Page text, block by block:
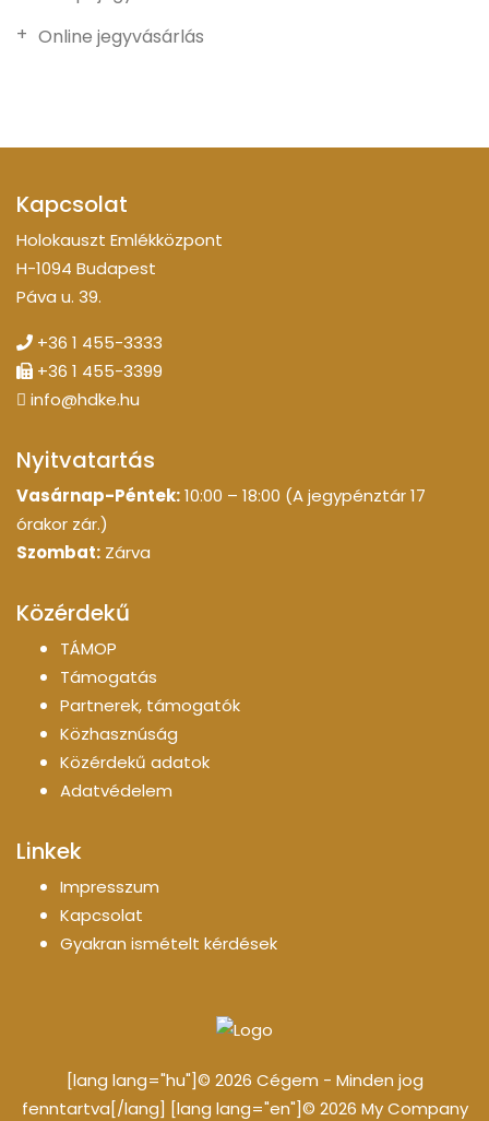
Online jegyvásárlás
Kapcsolat
Holokauszt Emlékközpont
H-1094 Budapest
Páva u. 39.
+36 1 455-3333
+36 1 455-3399
info@hdke.hu
Nyitvatartás
Vasárnap-Péntek:10:00 – 18:00 (A jegypénztár 17
órakor zár.)
Szombat: Zárva
Közérdekű
TÁMOP
Támogatás
Partnerek, támogatók
Közhasznúság
Közérdekű adatok
Adatvédelem
Linkek
Impresszum
Kapcsolat
Gyakran ismételt kérdések
[lang lang="hu"]© 2026 Cégem - Minden jog
fenntartva[/lang] [lang lang="en"]© 2026 My Company